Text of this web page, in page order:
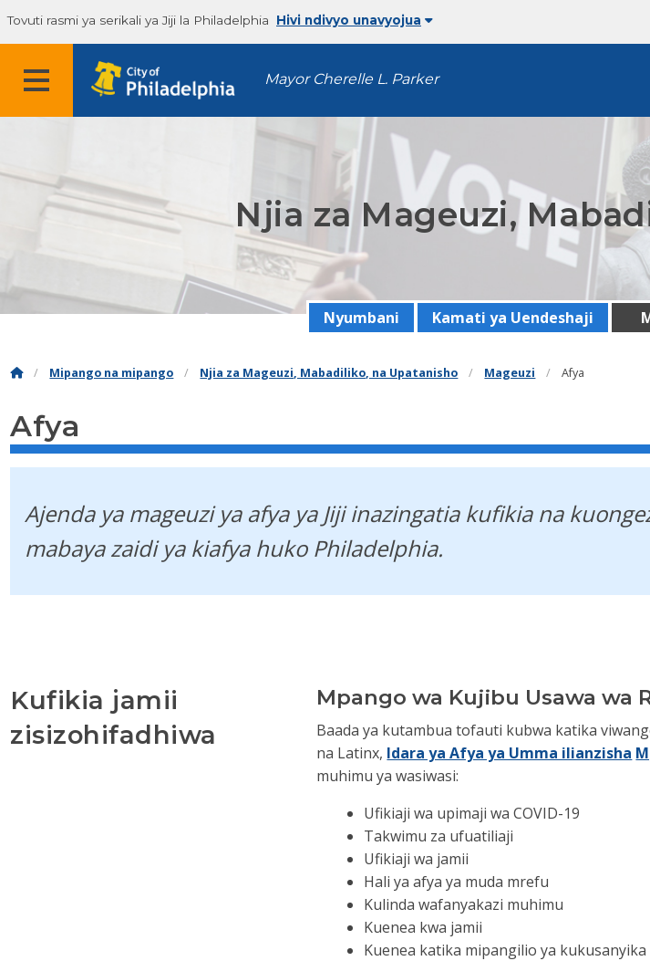
Tovuti rasmi ya serikali ya Jiji la Philadelphia Hivi ndivyo unavyojua
Mayor Cherelle L. Parker
Njia za Mageuzi,
Nyumbani Kamati ya Uendeshaji
Mipango na mipango Njia za Mageuzi, Mabadiliko, na Upatanisho Mageuzi Afya
Afya
Ajenda ya mageuzi ya afya ya Jiji inazingatia kufikia na
mabaya zaidi ya kiafya huko Philadelphia.
Kufikia jamii
zisizohifadhiwa
Mpango wa Kujibu Usawa wa
Baada ya kutambua tofauti kubwa katika
na Latinx, Idara ya Afya ya Umma ilianzisha
muhimu ya wasiwasi:
Ufikiaji wa upimaji wa COVID-19
Takwimu za ufuatiliaji
Ufikiaji wa jamii
Hali ya afya ya muda mrefu
Kulinda wafanyakazi muhimu
Kuenea kwa jamii
Kuenea katika mipangilio ya kukusanyika